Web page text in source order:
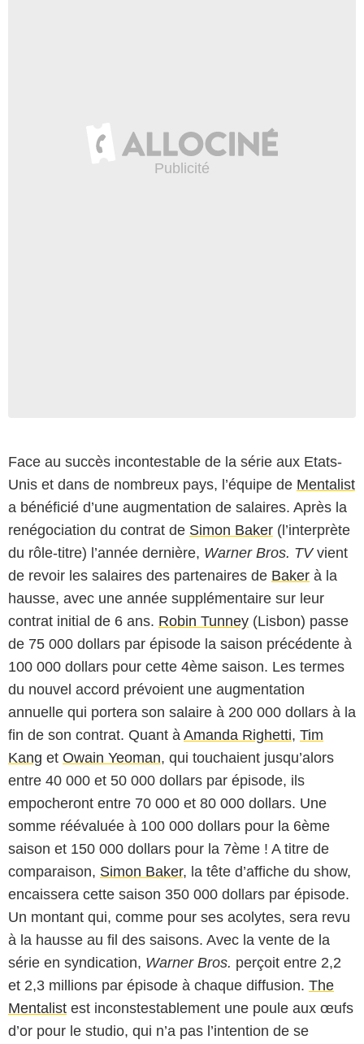
Face au succès incontestable de la série aux Etats-
Unis et dans de nombreux pays, l’équipe de Mentalist
a bénéficié d’une augmentation de salaires. Après la
renégociation du contrat de Simon Baker (l’interprète
du rôle-titre) l’année dernière, Warner Bros. TVvient
de revoir les salaires des partenaires de Baker à la
hausse, avec une année supplémentaire sur leur
contrat initial de 6 ans. Robin Tunney (Lisbon) passe
de 75 000 dollars par épisode la saison précédente à
100 000 dollars pour cette 4ème saison. Les termes
du nouvel accord prévoient une augmentation
annuelle qui portera son salaire à 200 000 dollars à la
fin de son contrat. Quant à Amanda Righetti, Tim
Kang et Owain Yeoman, qui touchaient jusqu’alors
entre 40 000 et 50 000 dollars par épisode, ils
empocheront entre 70 000 et 80 000 dollars. Une
somme réévaluée à 100 000 dollars pour la 6ème
saison et 150 000 dollars pour la 7ème ! A titre de
comparaison, Simon Baker, la tête d’affiche du show,
encaissera cette saison 350 000 dollars par épisode.
Un montant qui, comme pour ses acolytes, sera revu
à la hausse au fil des saisons. Avec la vente de la
série en syndication, Warner Bros. perçoit entre 2,2
et 2,3 millions par épisode à chaque diffusion. The
Mentalist est inconstestablement une poule aux œufs
d’or pour le studio, qui n’a pas l’intention de se